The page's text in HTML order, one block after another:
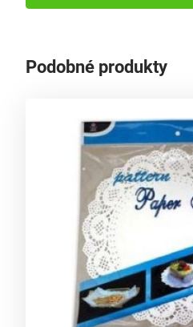
Podobné produkty